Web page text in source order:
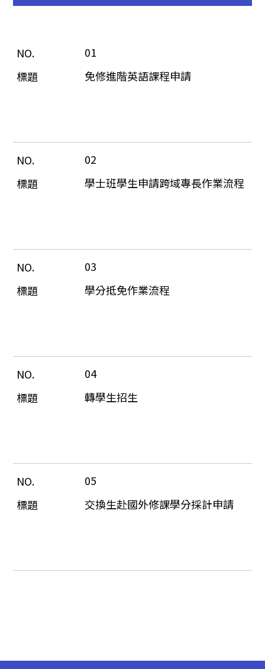
01
免修進階英語課程申請
02
學士班學生申請跨域專長作業流程
03
學分抵免作業流程
04
轉學生招生
05
交換生赴國外修課學分採計申請